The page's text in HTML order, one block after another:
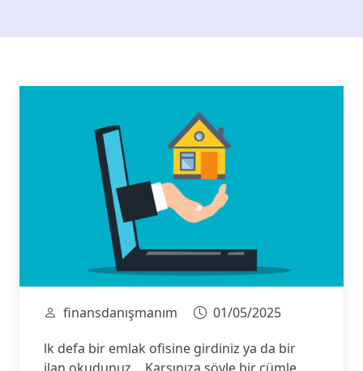
finansdanışmanım
01/05/2025
lk defa bir emlak ofisine girdiniz ya da bir